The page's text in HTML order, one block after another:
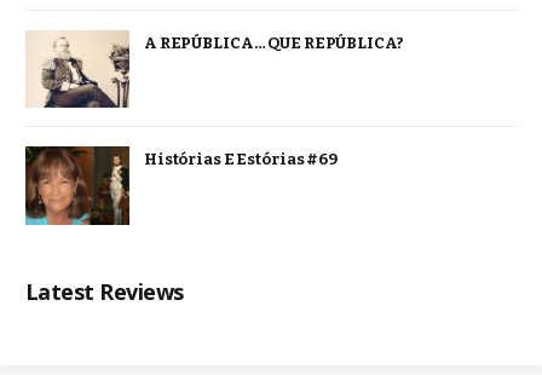
A REPÚBLICA… QUE REPÚBLICA?
Histórias E Estórias #69
Latest Reviews